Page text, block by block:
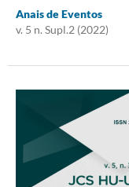
Anais de Eventos
v. 5 n. Supl.2 (2022)